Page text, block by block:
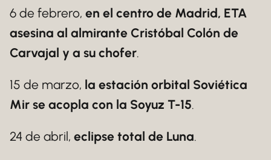
6 de febrero, en el centro de Madrid, ETA
asesina al almirante Cristóbal Colón de
Carvajal y a su chofer.
15 de marzo, la estación orbital Soviética
Mir se acopla con la Soyuz T-15.
24 de abril, eclipse total de Luna.